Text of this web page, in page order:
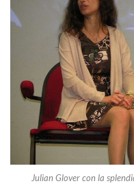
Julian Glover con la